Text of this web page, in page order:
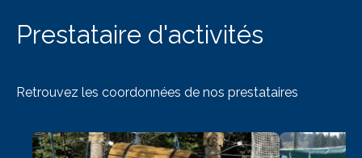
Prestataire d'activités
Retrouvez les coordonnées de nos prestataires